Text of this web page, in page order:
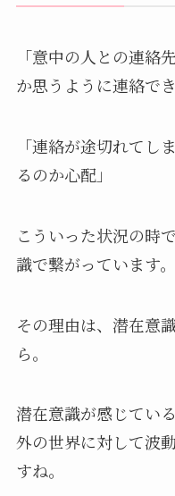
「意中の人との連絡
か思うように連絡でき
「連絡が途切れてし
るのか心配」
こういった状況の時
識で繋がっています。
その理由は、潜在意
ら。
潜在意識が感じてい
外の世界に対して波
すね。